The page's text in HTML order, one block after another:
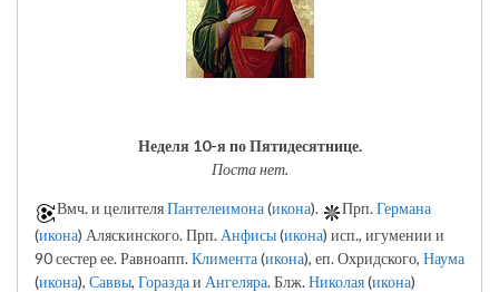
Неделя 10-я по Пятидесятнице.
Поста нет.
Вмч. и целителяПантелеимона(икона). Прп.Германа
(икона) Аляскинского. Прп. Анфисы(икона) исп., игумении и
90 сестер ее. Равноапп.Климента(икона), еп. Охридского, Наума
(икона), Саввы, Гораздаи Ангеляра. Блж.Николая(икона)